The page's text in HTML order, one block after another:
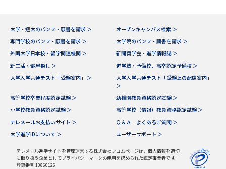
大学・短大のパンフ・願書を請求 ＞
オープンキャンパス検索 ＞
専門学校のパンフ・願書を請求 ＞
大学院のパンフ・願書を請求 ＞
外国大学日本校・留学関連機関 ＞
新聞奨学会・進学情報誌 ＞
新生活・部屋探し ＞
進学塾・予備校、高卒認定予備校 ＞
大学入学共通テスト「受験案内」 ＞
大学入学共通テスト「受験上の配慮案内」
＞
高等学校卒業程度認定試験 ＞
幼稚園教員資格認定試験 ＞
小学校教員資格認定試験 ＞
高等学校（情報）教員資格認定試験 ＞
テレメールお支払いサイト ＞
Ｑ＆Ａ よくあるご質問 ＞
大学進学IDについて ＞
ユーザーサポート ＞
テレメール進学サイトを管理運営する株式会社フロムページは、個人情報を適切
に取り扱う企業としてプライバシーマークの使用を認められた認定事業者です。
登録番号 10860126